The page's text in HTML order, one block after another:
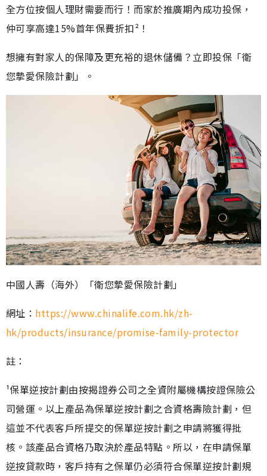
全方位按個人理財需要而行！而家於推廣期內成功投保，
仲可享高達15%首年保費折扣²！
想擁有對家人的保障及更充裕的退休儲備？立即投保「衛
您摯愛保險計劃」。
中國人壽（海外）「衛您摯愛保險計劃」
網址： https://www.chinalife.com.hk/zh-
hk/products/insurance/promise-family-protector
註：
¹保單逆按計劃由按揭證券公司之全資附屬機構按證保險公
司營運。以上產品為保單逆按計劃之合資格壽險計劃，但
這並不代表客戶所提交的保單逆按計劃之申請將獲得批
核。該產品合資格乃取決於產品特點。所以，在申請保單
逆按貸款時，客戶持有之保單仍必須符合保單逆按計劃規